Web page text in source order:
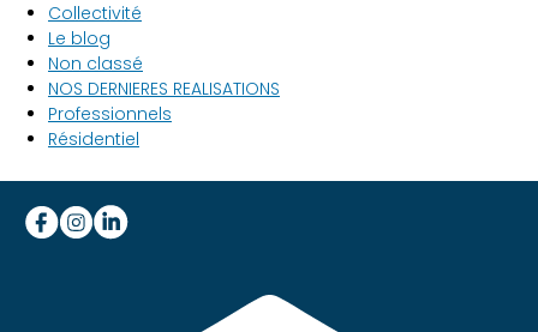
Collectivité
Le blog
Non classé
NOS DERNIERES REALISATIONS
Professionnels
Résidentiel